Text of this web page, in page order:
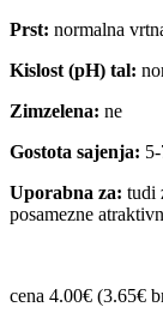
Prst: normalna
Kislost (pH) tal:
Zimzelena: ne
Gostota sajenja:
Uporabna za: tudi
posamezne
cena 4.00€ (3.65€